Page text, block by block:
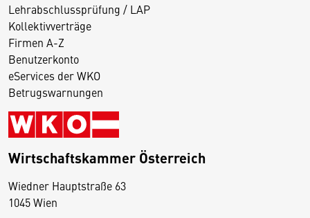
Lehrabschlussprüfung / LAP
Kollektivverträge
Firmen A-Z
Benutzerkonto
eServices der WKO
Betrugswarnungen
Wirtschaftskammer Österreich
Wiedner Hauptstraße 63
1045 Wien
D